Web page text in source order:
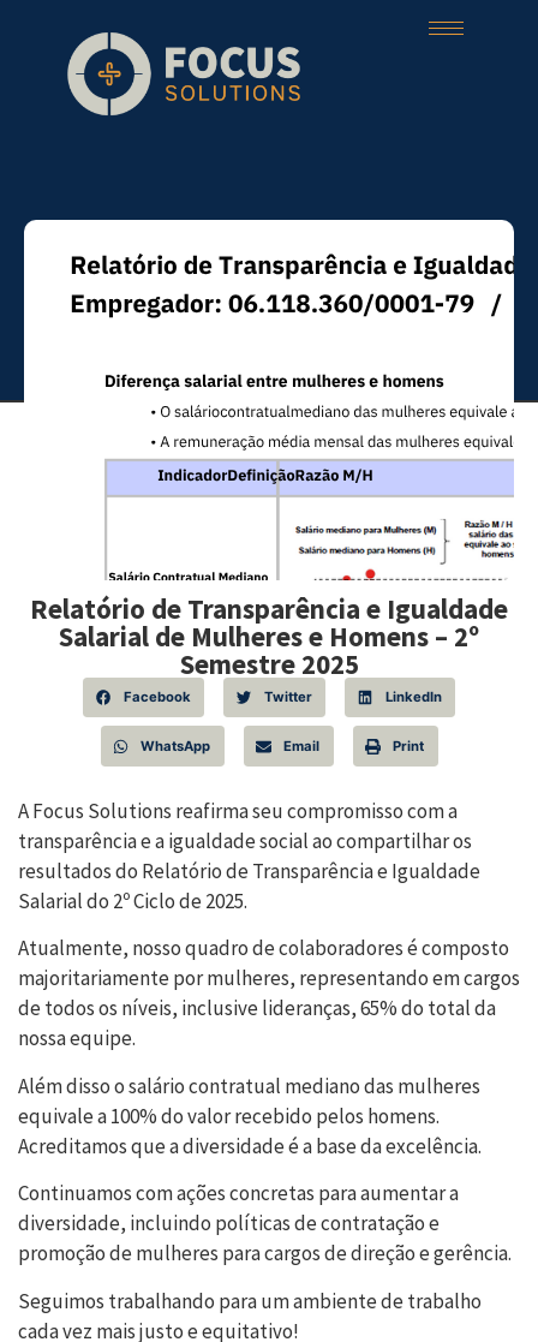
Relatório de Transparência e Igualdade
Salarial de Mulheres e Homens – 2º
Semestre 2025
Facebook Twitter LinkedIn
WhatsApp Email Print
A Focus Solutions reafirma seu compromisso com a
transparência e a igualdade social ao compartilhar os
resultados do Relatório de Transparência e Igualdade
Salarial do 2º Ciclo de 2025.
Atualmente, nosso quadro de colaboradores é composto
majoritariamente por mulheres, representando em cargos
de todos os níveis, inclusive lideranças, 65% do total da
nossa equipe.
Além disso o salário contratual mediano das mulheres
equivale a 100% do valor recebido pelos homens.
Acreditamos que a diversidade é a base da excelência.
Continuamos com ações concretas para aumentar a
diversidade, incluindo políticas de contratação e
promoção de mulheres para cargos de direção e gerência.
Seguimos trabalhando para um ambiente de trabalho
cada vez mais justo e equitativo!